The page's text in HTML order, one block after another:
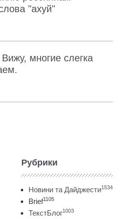
"ахуй"
многие слегка
Рубрики
Новини та Дайджести1534
Brief1105
ТекстБлог1003